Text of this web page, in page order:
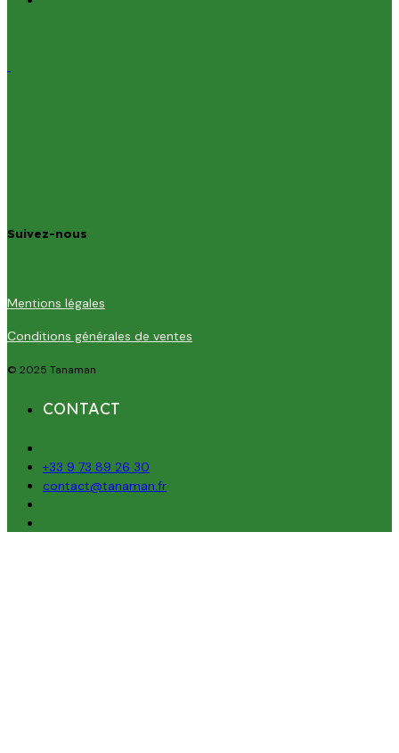
Suivez-nous
Mentions légales
Conditions générales de ventes
© 2025 Tanaman
CONTACT
+33 9 73 89 26 30
contact@tanaman.fr